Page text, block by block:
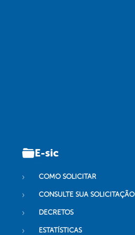
E-sic
COMO SOLICITAR
CONSULTE SUA SOLICITAÇÃO
DECRETOS
ESTATÍSTICAS